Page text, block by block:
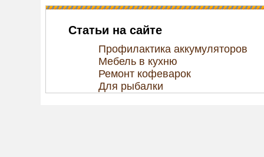
Статьи на сайте
Профилактика аккумуляторов
Мебель в кухню
Ремонт кофеварок
Для рыбалки